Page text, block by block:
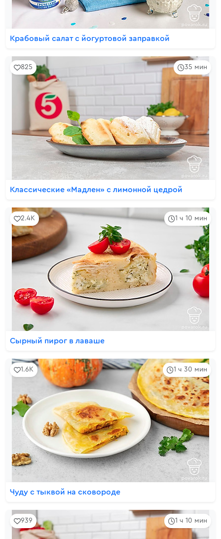
Крабовый салат с йогуртовой заправкой
35 мин
825
Классические «Мадлен» с лимонной цедрой
1 ч 10 мин
2.4K
Сырный пирог в лаваше
1 ч 30 мин
1.6K
Чуду с тыквой на сковороде
1 ч 10 мин
939